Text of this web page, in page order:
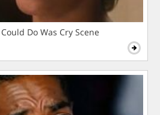
Do Was Cry Scene